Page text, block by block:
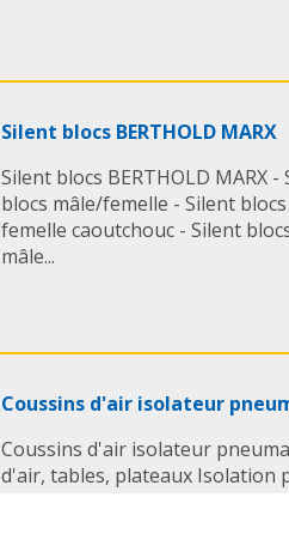
Silent blocs BERTHOLD MARX
Silent blocs BERTHOLD MARX
blocs mâle/femelle - Silent
femelle caoutchouc - Silent
mâle...
Coussins d'air isolateur
Coussins d'air isolateur
d'air, tables, plateaux Isolation